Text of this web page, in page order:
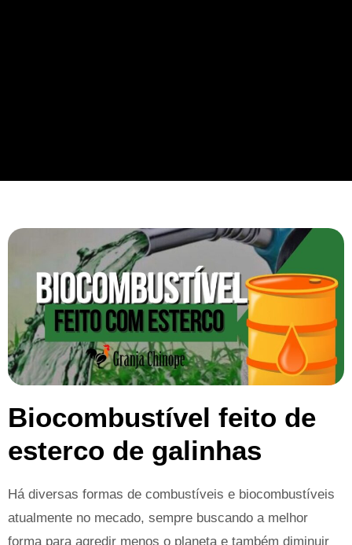
Biocombustível feito de
esterco de galinhas
Há diversas formas de combustíveis e biocombustíveis
atualmente no mecado, sempre buscando a melhor
forma para agredir menos o planeta e também diminuir